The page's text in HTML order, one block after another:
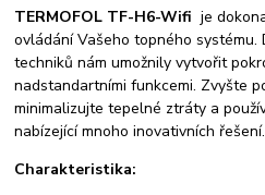
TERMOFOL TF-H6-Wifi je
ovládání Vašeho topného
techniků nám umožnily vytvořit
nadstandartními funkcemi. Zvyšte
minimalizujte tepelné ztráty a
nabízející mnoho inovativních řešení.
Charakteristika: